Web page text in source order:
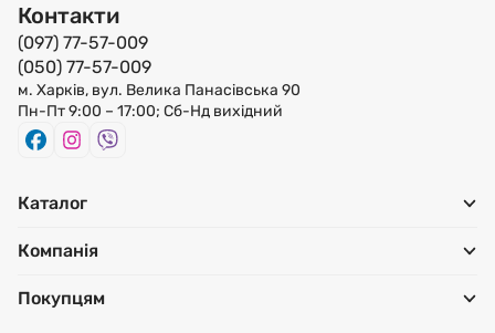
Контакти
(097) 77-57-009
(050) 77-57-009
м. Харків, вул. Велика Панасівська 90
Пн-Пт 9:00 – 17:00; Сб-Нд вихідний
Каталог
Компанія
Покупцям